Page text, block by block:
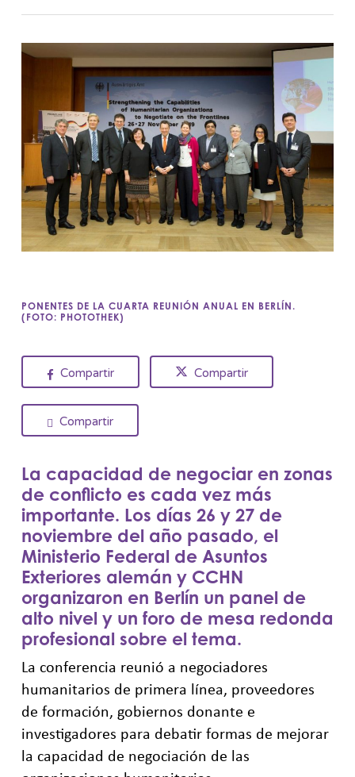
PONENTES DE LA CUARTA REUNIÓN ANUAL EN BERLÍN.
(FOTO: PHOTOTHEK)
Compartir Compartir
Compartir
La capacidad de negociar en zonas
de conflicto es cada vez más
importante. Los días 26 y 27 de
noviembre del año pasado, el
Ministerio Federal de Asuntos
Exteriores alemán y CCHN
organizaron en Berlín un panel de
alto nivel y un foro de mesa redonda
profesional sobre el tema.
La conferencia reunió a negociadores
humanitarios de primera línea, proveedores
de formación, gobiernos donante e
investigadores para debatir formas de mejorar
la capacidad de negociación de las